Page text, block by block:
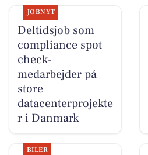
JOBNYT
Deltidsjob som
compliance spot
check-
medarbejder på
store
datacenterprojekte
r i Danmark
BILER